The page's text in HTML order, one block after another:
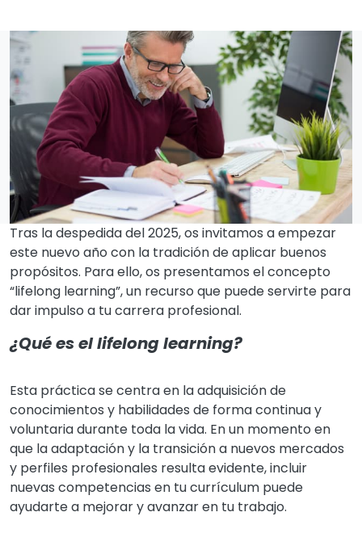
Tras la despedida del 2025, os invitamos a empezar
este nuevo año con la tradición de aplicar buenos
propósitos. Para ello, os presentamos el concepto
“lifelong learning”, un recurso que puede servirte para
dar impulso a tu carrera profesional.
¿Qué es el lifelong learning?
Esta práctica se centra en la adquisición de
conocimientos y habilidades de forma continua y
voluntaria durante toda la vida. En un momento en
que la adaptación y la transición a nuevos mercados
y perfiles profesionales resulta evidente, incluir
nuevas competencias en tu currículum puede
ayudarte a mejorar y avanzar en tu trabajo.